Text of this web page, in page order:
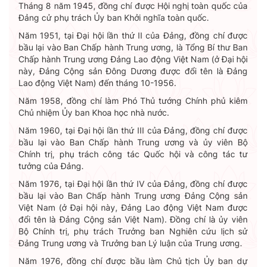
Tháng 8 năm 1945, đồng chí được Hội nghị toàn quốc của
Đảng cử phụ trách Ủy ban Khởi nghĩa toàn quốc.
Năm 1951, tại Đại hội lần thứ II của Đảng, đồng chí được
bầu lại vào Ban Chấp hành Trung ương, là Tổng Bí thư Ban
Chấp hành Trung ương Đảng Lao động Việt Nam (ở Đại hội
này, Đảng Cộng sản Đông Dương được đổi tên là Đảng
Lao động Việt Nam) đến tháng 10-1956.
Năm 1958, đồng chí làm Phó Thủ tướng Chính phủ kiêm
Chủ nhiệm Ủy ban Khoa học nhà nước.
Năm 1960, tại Đại hội lần thứ III của Đảng, đồng chí được
bầu lại vào Ban Chấp hành Trung ương và ủy viên Bộ
Chính trị, phụ trách công tác Quốc hội và công tác tư
tưởng của Đảng.
Năm 1976, tại Đại hội lần thứ IV của Đảng, đồng chí được
bầu lại vào Ban Chấp hành Trung ương Đảng Cộng sản
Việt Nam (ở Đại hội này, Đảng Lao động Việt Nam được
đổi tên là Đảng Cộng sản Việt Nam). Đồng chí là ủy viên
Bộ Chính trị, phụ trách Trưởng ban Nghiên cứu lịch sử
Đảng Trung ương và Trưởng ban Lý luận của Trung ương.
Năm 1976, đồng chí được bầu làm Chủ tịch Ủy ban dự